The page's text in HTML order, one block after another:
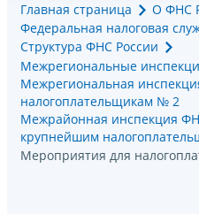
Главная страница
О ФНС
Федеральная налоговая
Структура ФНС России
Межрегиональные
Межрегиональная
налогоплательщикам № 2
Межрайонная инспекция
крупнейшим
Мероприятия для